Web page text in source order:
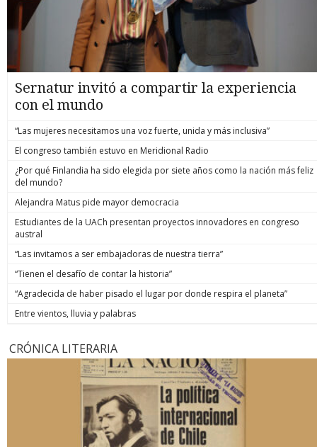
Sernatur invitó a compartir la experiencia
con el mundo
“Las mujeres necesitamos una voz fuerte, unida y más inclusiva”
El congreso también estuvo en Meridional Radio
¿Por qué Finlandia ha sido elegida por siete años como la nación más feliz
del mundo?
Alejandra Matus pide mayor democracia
Estudiantes de la UACh presentan proyectos innovadores en congreso
austral
“Las invitamos a ser embajadoras de nuestra tierra”
“Tienen el desafío de contar la historia”
“Agradecida de haber pisado el lugar por donde respira el planeta”
Entre vientos, lluvia y palabras
CRÓNICA LITERARIA